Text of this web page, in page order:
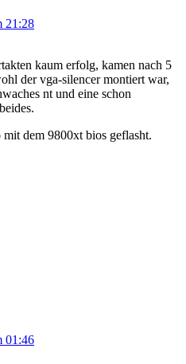
21:28
kaum erfolg, kamen nach 5
der vga-silencer montiert war,
nt und eine schon
dem 9800xt bios geflasht.
01:46